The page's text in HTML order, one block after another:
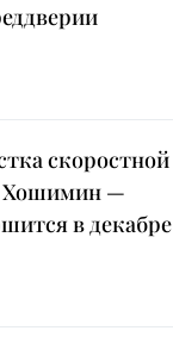
скоростной
Хошимин —
в декабре